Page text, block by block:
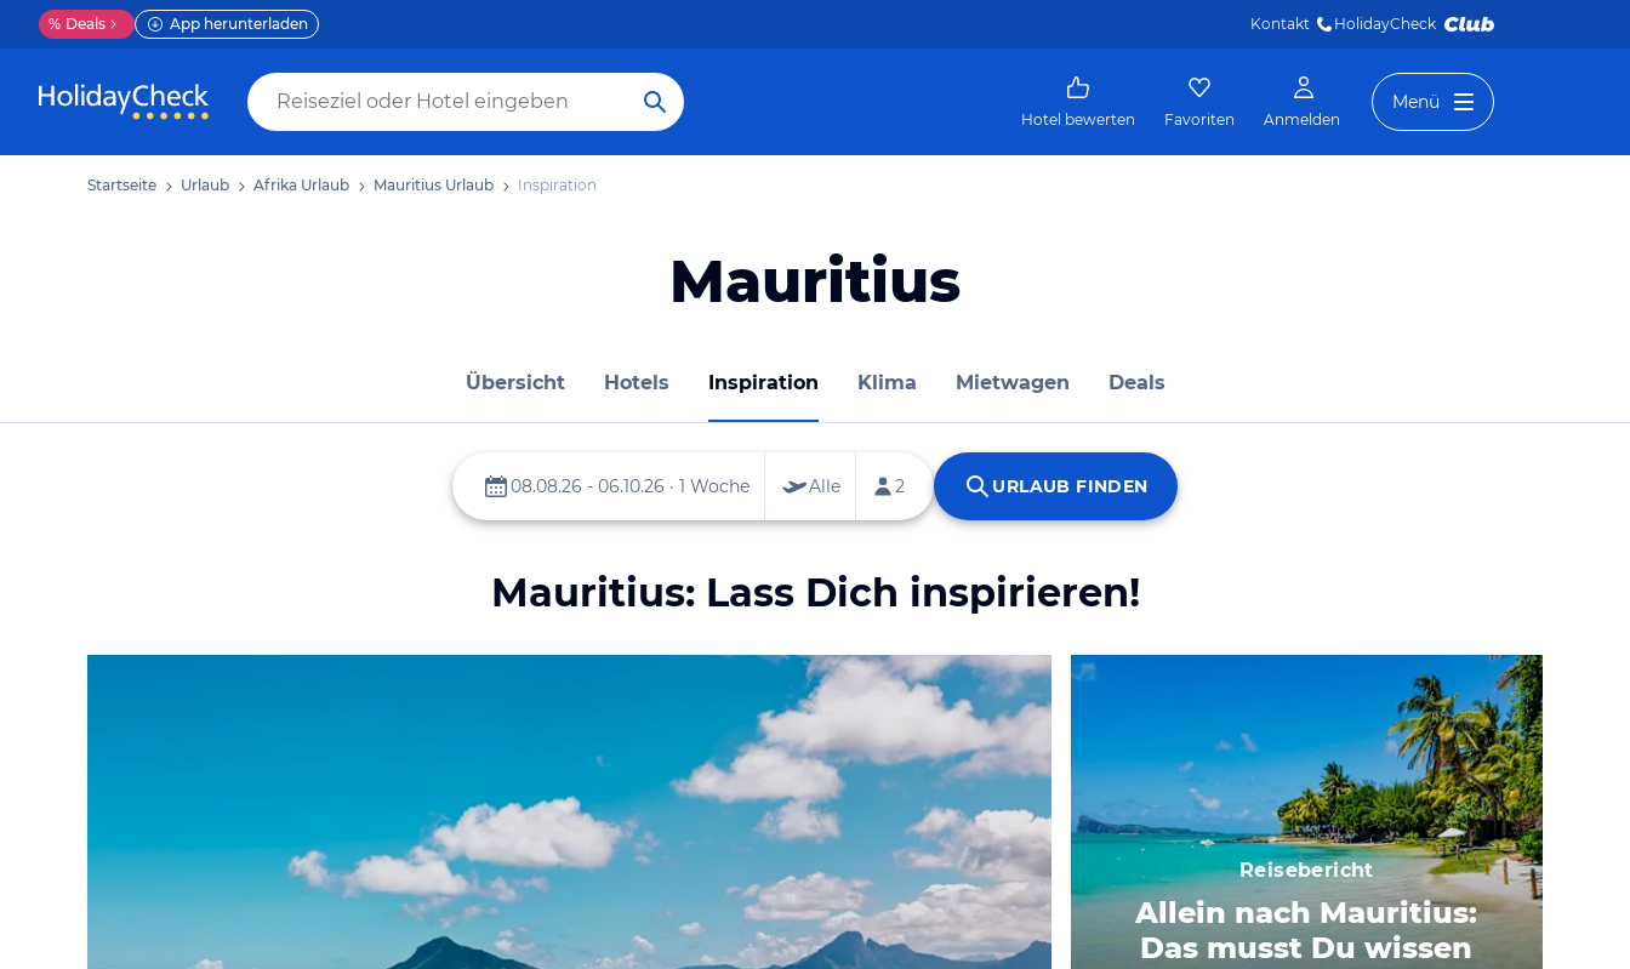
% Deals App herunterladen Kontakt HolidayCheck
Hotel bewerten Favoriten Anmelden
Menü
Startseite Urlaub Afrika Urlaub Mauritius Urlaub Inspiration
Mauritius
Übersicht Hotels Inspiration Klima Mietwagen Deals
Mauritius: Lass Dich inspirieren!
Reisebericht
Allein nach Mauritius:
Das musst Du wissen